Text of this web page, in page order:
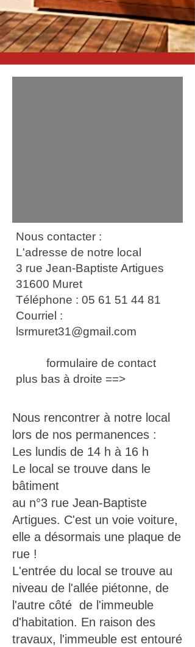
Nous contacter :
L'adresse de notre local
3 rue Jean-Baptiste Artigues
31600 Muret
Téléphone : 05 61 51 44 81
Courriel :
lsrmuret31@gmail.com
formulaire de contact
plus bas à droite ==>
Nous rencontrer à notre local
lors de nos permanences :
Les lundis de 14 h à 16 h
Le local se trouve dans le
bâtiment
au n°3 rue Jean-Baptiste
Artigues. C'est un voie voiture,
elle a désormais une plaque de
rue !
L'entrée du local se trouve au
niveau de l'allée piétonne, de
l'autre côté de l'immeuble
d'habitation. En raison des
travaux, l'immeuble est entouré